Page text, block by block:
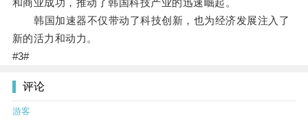
和商业成功，推动了韩国科技产业的迅速崛起。
韩国加速器不仅带动了科技创新，也为经济发展注入了
新的活力和动力。
#3#
评论
游客